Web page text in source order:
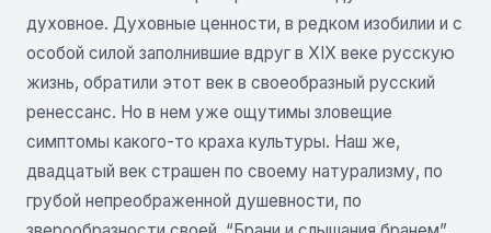
духовное. Духовные ценности, в редком изобилии и с
особой силой заполнившие вдруг в XIX веке русскую
жизнь, обратили этот век в своеобразный русский
ренессанс. Но в нем уже ощутимы зловещие
симптомы какого-то краха культуры. Наш же,
двадцатый век страшен по своему натурализму, по
грубой непреображенной душевности, по